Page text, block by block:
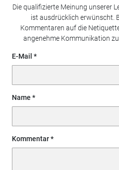
Die qualifizierte Meinung unserer
ist ausdrücklich erwünscht.
Kommentaren auf die
angenehme Kommunikation
E-Mail
Name
Kommentar